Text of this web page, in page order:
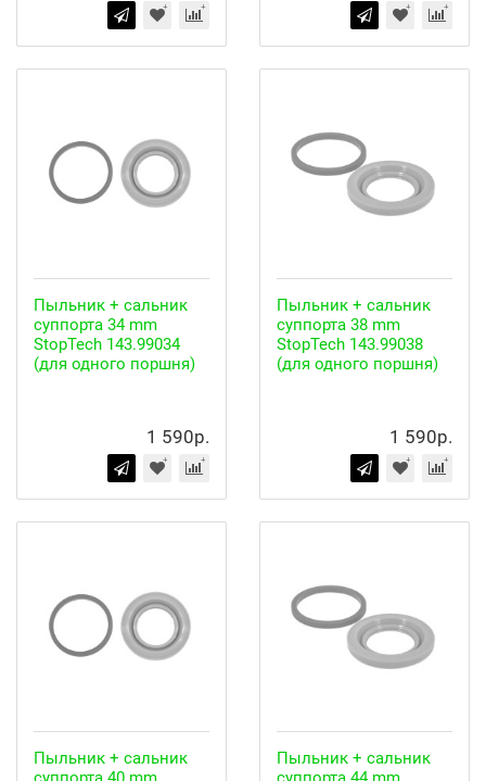
Пыльник + сальник
суппорта 34 mm
StopTech 143.99034
(для одного поршня)
1 590р.
Пыльник + сальник
суппорта 38 mm
StopTech 143.99038
(для одного поршня)
1 590р.
Пыльник + сальник
Пыльник + сальник